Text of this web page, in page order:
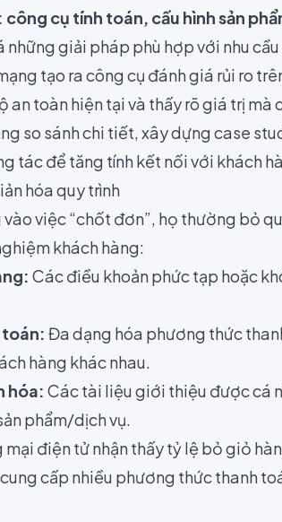
cụ tính toán, cấu hình sản
giải pháp phù hợp với nhu cầu
tạo ra công cụ đánh giá rủi ro
an toàn hiện tại và thấy rõ giá trị mà
so sánh chi tiết, xây dựng case
tác để tăng tính kết nối với khách
hóa quy trình
việc “chốt đơn”, họ thường bỏ
khách hàng:
Các điều khoản phức tạp hoặc
Đa dạng hóa phương thức
hàng khác nhau.
hóa: Các tài liệu giới thiệu được cá
phẩm/dịch vụ.
điện tử nhận thấy tỷ lệ bỏ giỏ
cấp nhiều phương thức thanh